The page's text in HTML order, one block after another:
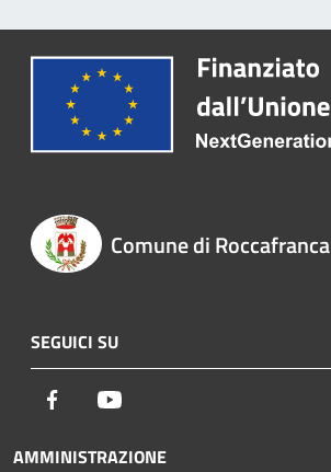
Comune di Roccafranca
SEGUICI SU
Facebook
AMMINISTRAZIONE